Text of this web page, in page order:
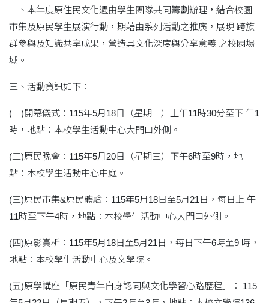
二、本年度原住民文化週由學生團隊共同籌劃辦理，結合校園
市集及原民學生展演行動，期藉由系列活動之推廣，展現 跨族
群參與及知識共享成果，營造具文化深度與分享意義 之校園場
域。
三、活動資訊如下：
(一)開幕儀式：115年5月18日（星期一）上午11時30分至下 午1
時，地點：本校學生活動中心大門口外側。
(二)原民晚會：115年5月20日（星期三）下午6時至9時，地
點：本校學生活動中心中庭。
(三)原民市集&原民體驗：115年5月18日至5月21日，每日上 午
11時至下午4時，地點：本校學生活動中心大門口外側。
(四)原影賞析：115年5月18日至5月21日，每日下午6時至9 時，
地點：本校學生活動中心及文學院。
(五)原學講座「原民青年自身認同與文化學習心路歷程」： 115